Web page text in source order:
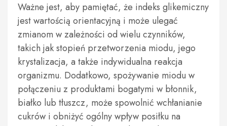
Ważne jest, aby pamiętać, że indeks glikemiczny
jest wartością orientacyjną i może ulegać
zmianom w zależności od wielu czynników,
takich jak stopień przetworzenia miodu, jego
krystalizacja, a także indywidualna reakcja
organizmu. Dodatkowo, spożywanie miodu w
połączeniu z produktami bogatymi w błonnik,
białko lub tłuszcz, może spowolnić wchłanianie
cukrów i obniżyć ogólny wpływ posiłku na